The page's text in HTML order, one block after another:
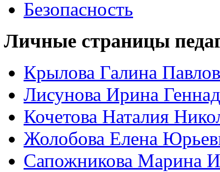
Безопасность
Личные страницы
Крылова Галина
Лисунова Ирина
Кочетова Наталия
Жолобова Елена
Сапожникова Марина